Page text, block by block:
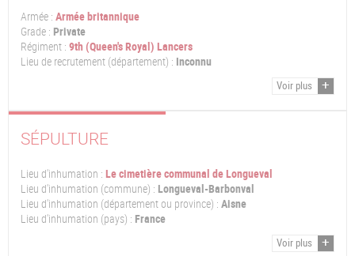
Armée : Armée britannique
Grade : Private
Régiment : 9th (Queen's Royal) Lancers
Lieu de recrutement (département) : Inconnu
Voir plus
SÉPULTURE
Lieu d'inhumation : Le cimetière communal de Longueval
Lieu d'inhumation (commune) : Longueval-Barbonval
Lieu d'inhumation (département ou province) : Aisne
Lieu d'inhumation (pays) : France
Voir plus